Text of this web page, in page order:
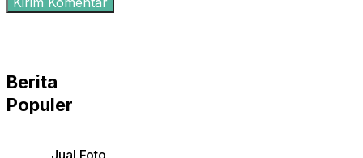
Berita
Populer